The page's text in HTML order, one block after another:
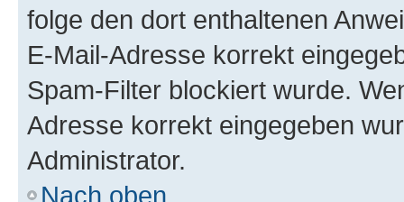
folge den dort enthaltenen
E-Mail-Adresse korrekt
Spam-Filter blockiert wurde.
Adresse korrekt eingegeben
Administrator.
Nach oben